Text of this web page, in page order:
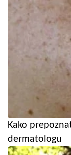
Kako
dermatologu